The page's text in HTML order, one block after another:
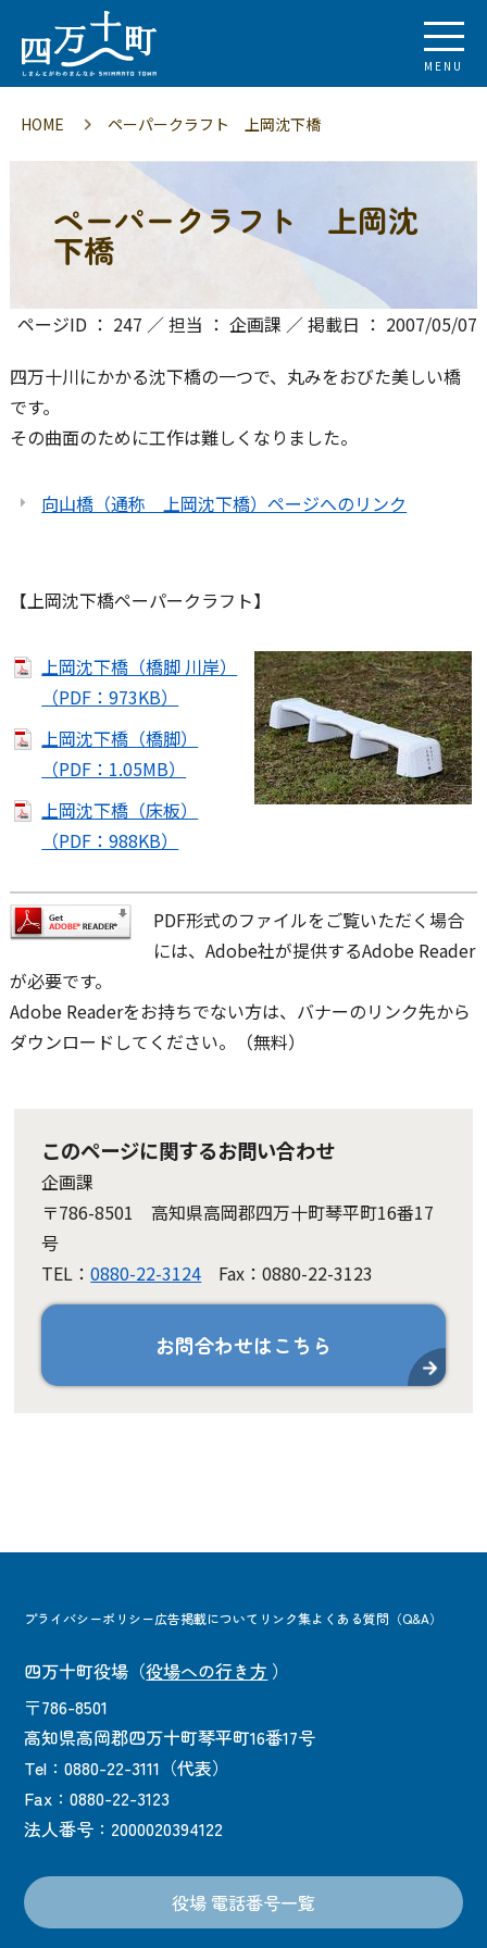
MENU
HOME ペーパークラフト 上岡沈下橋
ペーパークラフト 上岡沈
下橋
ページID ： 247 ／ 担当 ： 企画課 ／ 掲載日 ： 2007/05/07
四万十川にかかる沈下橋の一つで、丸みをおびた美しい橋
です。
その曲面のために工作は難しくなりました。
向山橋（通称 上岡沈下橋）ページへのリンク
【上岡沈下橋ペーパークラフト】
上岡沈下橋（橋脚 川岸）
（PDF：973KB）
上岡沈下橋（橋脚）
（PDF：1.05MB）
上岡沈下橋（床板）
（PDF：988KB）
PDF形式のファイルをご覧いただく場合
には、Adobe社が提供するAdobe Reader
が必要です。
Adobe Readerをお持ちでない方は、バナーのリンク先から
ダウンロードしてください。（無料）
このページに関するお問い合わせ
企画課
〒786-8501 高知県高岡郡四万十町琴平町16番17
号
TEL：0880-22-3124 Fax：0880-22-3123
お問合わせはこちら
プライバシーポリシー広告掲載について リンク集よくある質問（Q&A）
四万十町役場 （役場への行き方 ）
〒786-8501
高知県高岡郡四万十町琴平町16番17号
Tel：0880-22-3111（代表）
Fax：0880-22-3123
法人番号：2000020394122
役場 電話番号一覧